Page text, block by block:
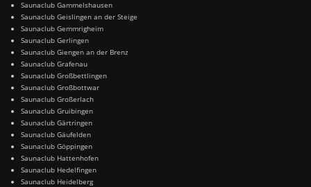
Saunaclub Gammelshausen
Saunaclub Geislingen an der Steige
Saunaclub Gemmrigheim
Saunaclub Gerlingen
Saunaclub Giengen an der Brenz
Saunaclub Grafenau
Saunaclub Großbettlingen
Saunaclub Großbottwar
Saunaclub Großerlach
Saunaclub Gruibingen
Saunaclub Gärtringen
Saunaclub Gäufelden
Saunaclub Göppingen
Saunaclub Hattenhofen
Saunaclub Hedelfingen
Saunaclub Heidelberg